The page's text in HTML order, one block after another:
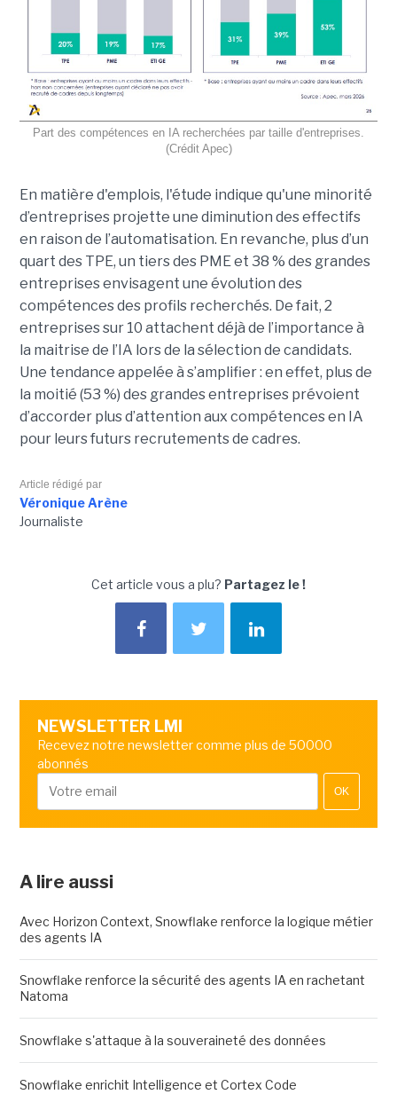
Part des compétences en IA recherchées par taille d'entreprises.
(Crédit Apec)
En matière d'emplois, l'étude indique qu'une minorité
d’entreprises projette une diminution des effectifs
en raison de l’automatisation. En revanche, plus d’un
quart des TPE, un tiers des PME et 38 % des grandes
entreprises envisagent une évolution des
compétences des profils recherchés. De fait, 2
entreprises sur 10 attachent déjà de l’importance à
la maitrise de l’IA lors de la sélection de candidats.
Une tendance appelée à s’amplifier : en effet, plus de
la moitié (53 %) des grandes entreprises prévoient
d’accorder plus d’attention aux compétences en IA
pour leurs futurs recrutements de cadres.
Article rédigé par
Véronique Arène
Journaliste
Cet article vous a plu? Partagez le !
NEWSLETTER LMI
Recevez notre newsletter comme plus de 50000
abonnés
OK
A lire aussi
Avec Horizon Context, Snowflake renforce la logique métier
des agents IA
Snowflake renforce la sécurité des agents IA en rachetant
Natoma
Snowflake s'attaque à la souveraineté des données
Snowflake enrichit Intelligence et Cortex Code